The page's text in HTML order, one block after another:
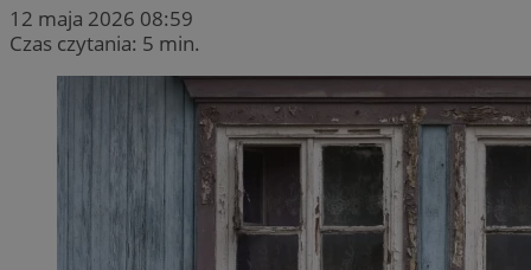
12 maja 2026 08:59
Czas czytania: 5 min.